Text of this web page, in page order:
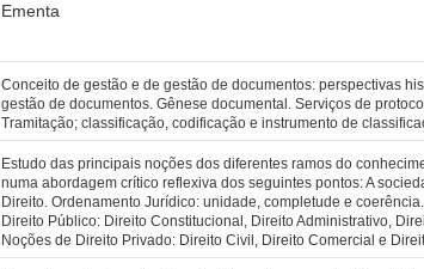
Ementa
Conceito de gestão e de gestão de documentos: perspectivas
gestão de documentos. Gênese documental. Serviços de
Tramitação; classificação, codificação e instrumento de
Estudo das principais noções dos diferentes ramos do
numa abordagem crítico reflexiva dos seguintes pontos: A
Direito. Ordenamento Jurídico: unidade, completude e
Direito Público: Direito Constitucional, Direito Administrativo,
Noções de Direito Privado: Direito Civil, Direito Comercial e